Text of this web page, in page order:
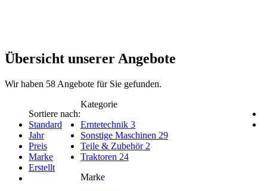
Übersicht unserer Angebote
Wir haben 58 Angebote für Sie gefunden.
Sortiere nach:
Standard
Jahr
Preis
Marke
Erstellt
Kategorie
Erntetechnik 3
Sonstige Maschinen 29
Teile & Zubehör 2
Traktoren 24
Marke